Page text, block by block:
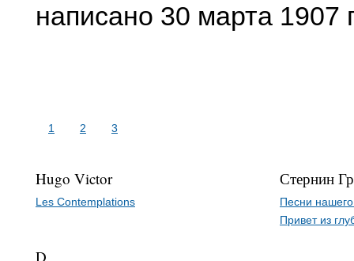
написано 30 марта 1907
1 2 3
Hugo Victor
Les Contemplations
D
Стернин
Песни
Привет из